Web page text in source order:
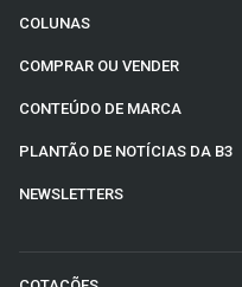
COLUNAS
COMPRAR OU VENDER
CONTEÚDO DE MARCA
PLANTÃO DE NOTÍCIAS DA B3
NEWSLETTERS